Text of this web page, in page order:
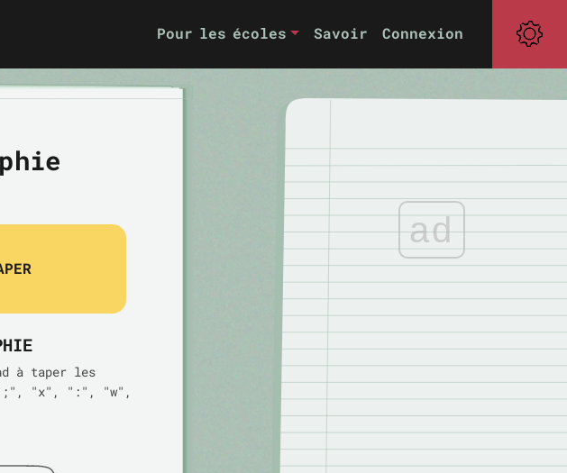
Pour les écoles Savoir Connexion
à taper les
"x", ":", "w",
ad